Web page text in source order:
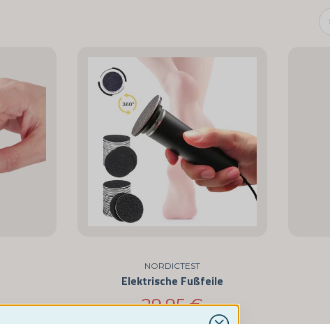
NORDICTEST
Elektrische Fußfeile
29,95 €